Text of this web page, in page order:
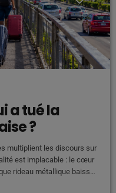
a tué la
?
multiplient les discours sur
est implacable : le cœur
rideau métallique baissé,
vendeur ambulant qui